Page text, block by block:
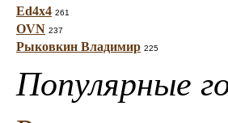
Ed4x4 261
OVN 237
Рыковкин Владимир 225
Популярные